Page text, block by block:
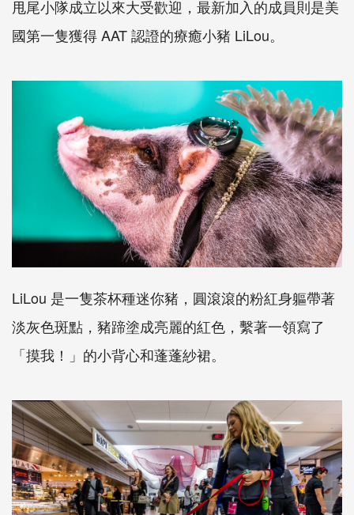
甩尾小隊成立以來大受歡迎，最新加入的成員則是美
國第一隻獲得 AAT 認證的療癒小豬 LiLou。
LiLou 是一隻茶杯種迷你豬，圓滾滾的粉紅身軀帶著
淡灰色斑點，豬蹄塗成亮麗的紅色，繫著一領寫了
「摸我！」的小背心和蓬蓬紗裙。